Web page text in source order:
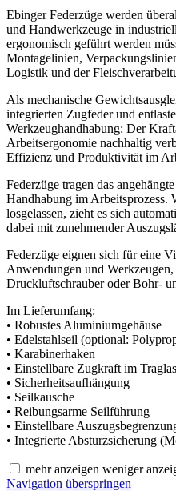
Ebinger Federzüge werden
und Handwerkzeuge in
ergonomisch geführt werden
Montagelinien,
Logistik und der
Als mechanische
integrierten Zugfeder und
Werkzeughandhabung: Der
Arbeitsergonomie nachhaltig
Effizienz und Produktivität im
Federzüge tragen das
Handhabung im Arbeitsprozess.
losgelassen, zieht es sich
dabei mit zunehmender
Federzüge eignen sich für eine
Anwendungen und
Druckluftschrauber oder Bohr-
Im Lieferumfang:
• Robustes Aluminiumgehäuse
• Edelstahlseil (optional:
• Karabinerhaken
• Einstellbare Zugkraft im
• Sicherheitsaufhängung
• Seilkausche
• Reibungsarme Seilführung
• Einstellbare
• Integrierte Absturzsicherung
mehr anzeigen weniger
Navigation überspringen